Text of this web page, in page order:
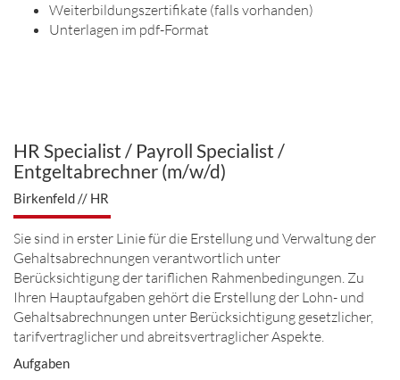
Weiterbildungszertifikate (falls vorhanden)
Unterlagen im pdf-Format
HR Specialist / Payroll Specialist /
Entgeltabrechner (m/w/d)
Birkenfeld // HR
Sie sind in erster Linie für die Erstellung und Verwaltung der
Gehaltsabrechnungen verantwortlich unter
Berücksichtigung der tariflichen Rahmenbedingungen. Zu
Ihren Hauptaufgaben gehört die Erstellung der Lohn- und
Gehaltsabrechnungen unter Berücksichtigung gesetzlicher,
tarifvertraglicher und abreitsvertraglicher Aspekte.
Aufgaben